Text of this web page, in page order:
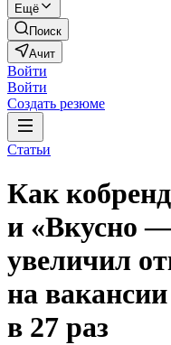
Ещё
Поиск
Ачит
Войти
Войти
Создать резюме
Статьи
Как
и «Вкусно
увеличил
на
в 27 раз